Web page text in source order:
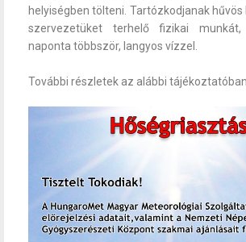
helyiségben tölteni. Tartózkodjanak hűvös
szervezetüket terhelő fizikai munkát,
naponta többször, langyos vízzel.
További részletek az alábbi